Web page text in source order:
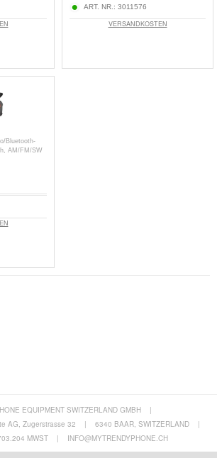
ART. NR.: 3011576
VERSANDKOSTEN
Bluetooth-
AM/FM/SW
EQUIPMENT SWITZERLAND GMBH
|
AG, Zugerstrasse 32
| 6340 BAAR, SWITZERLAND
|
MWST
| INFO@MYTRENDYPHONE.CH